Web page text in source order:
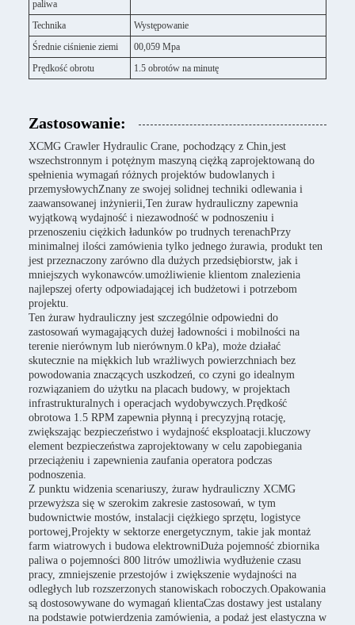
paliwa
Technika
Występowanie
Średnie ciśnienie ziemi
00,059 Mpa
Prędkość obrotu
1.5 obrotów na minutę
Zastosowanie:
XCMG Crawler Hydraulic Crane, pochodzący z Chin,jest
wszechstronnym i potężnym maszyną ciężką zaprojektowaną do
spełnienia wymagań różnych projektów budowlanych i
przemysłowychZnany ze swojej solidnej techniki odlewania i
zaawansowanej inżynierii,Ten żuraw hydrauliczny zapewnia
wyjątkową wydajność i niezawodność w podnoszeniu i
przenoszeniu ciężkich ładunków po trudnych terenachPrzy
minimalnej ilości zamówienia tylko jednego żurawia, produkt ten
jest przeznaczony zarówno dla dużych przedsiębiorstw, jak i
mniejszych wykonawców.umożliwienie klientom znalezienia
najlepszej oferty odpowiadającej ich budżetowi i potrzebom
projektu.
Ten żuraw hydrauliczny jest szczególnie odpowiedni do
zastosowań wymagających dużej ładowności i mobilności na
terenie nierównym lub nierównym.0 kPa), może działać
skutecznie na miękkich lub wrażliwych powierzchniach bez
powodowania znaczących uszkodzeń, co czyni go idealnym
rozwiązaniem do użytku na placach budowy, w projektach
infrastrukturalnych i operacjach wydobywczych.Prędkość
obrotowa 1.5 RPM zapewnia płynną i precyzyjną rotację,
zwiększając bezpieczeństwo i wydajność eksploatacji.kluczowy
element bezpieczeństwa zaprojektowany w celu zapobiegania
przeciążeniu i zapewnienia zaufania operatora podczas
podnoszenia.
Z punktu widzenia scenariuszy, żuraw hydrauliczny XCMG
przewyższa się w szerokim zakresie zastosowań, w tym
budownictwie mostów, instalacji ciężkiego sprzętu, logistyce
portowej,Projekty w sektorze energetycznym, takie jak montaż
farm wiatrowych i budowa elektrowniDuża pojemność zbiornika
paliwa o pojemności 800 litrów umożliwia wydłużenie czasu
pracy, zmniejszenie przestojów i zwiększenie wydajności na
odległych lub rozszerzonych stanowiskach roboczych.Opakowania
są dostosowywane do wymagań klientaCzas dostawy jest ustalany
na podstawie potwierdzenia zamówienia, a podaż jest elastyczna w